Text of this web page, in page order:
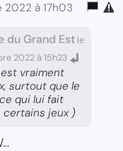
à 17h03
du Grand Est le
2022 à 15h23
vraiment
surtout que le
qui lui fait
certains jeux )